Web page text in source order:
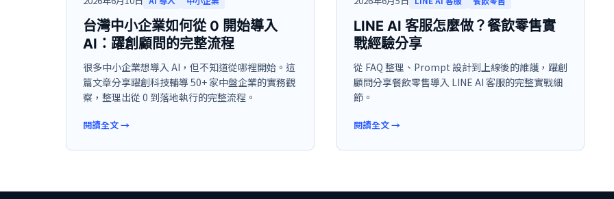
台灣中小企業如何從 0 開始導入
AI：躍創顧問的完整流程
很多中小企業想導入 AI，但不知道從哪裡開始。這
篇文章分享躍創科技輔導 50+ 家中盤企業的實務觀
察，整理出從 0 到落地執行的完整流程。
閱讀全文→
LINE AI 客服怎麼做？餐飲零售實
戰經驗分享
從 FAQ 整理、Prompt 設計到上線後的維護，躍創
顧問分享餐飲零售導入 LINE AI 客服的完整實戰細
節。
閱讀全文→